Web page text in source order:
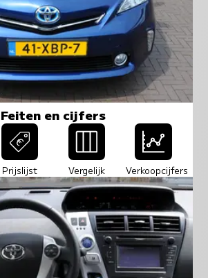
Feiten en cijfers
Prijslijst Vergelijk Verkoopcijfers